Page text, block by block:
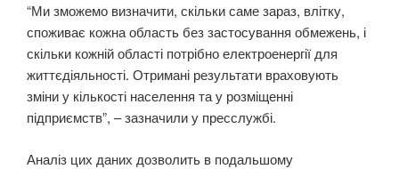
“Ми зможемо визначити, скільки саме зараз, влітку,
споживає кожна область без застосування обмежень, і
скільки кожній області потрібно електроенергії для
життєдіяльності. Отримані результати враховують
зміни у кількості населення та у розміщенні
підприємств”, – зазначили у пресслужбі.
Аналіз цих даних дозволить в подальшому